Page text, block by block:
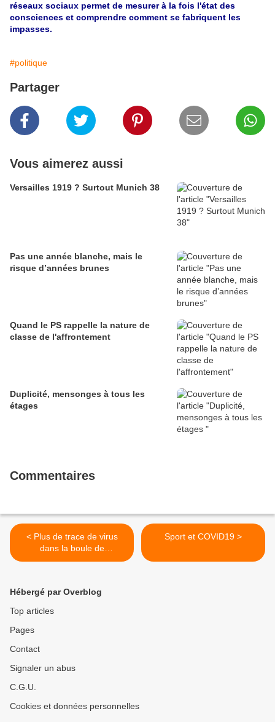
réseaux sociaux permet de mesurer à la fois l'état des
consciences et comprendre comment se fabriquent les
impasses.
#politique
Partager
Vous aimerez aussi
Versailles 1919 ? Surtout Munich 38
Pas une année blanche, mais le
risque d’années brunes
Quand le PS rappelle la nature de
classe de l'affrontement
Duplicité, mensonges à tous les
étages
Commentaires
< Plus de trace de virus
dans la boule de
cristal...mais
Sport et COVID19 >
Hébergé par Overblog
Top articles
Pages
Contact
Signaler un abus
C.G.U.
Cookies et données personnelles